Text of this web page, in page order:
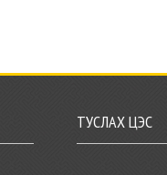
ТУСЛАХ ЦЭС